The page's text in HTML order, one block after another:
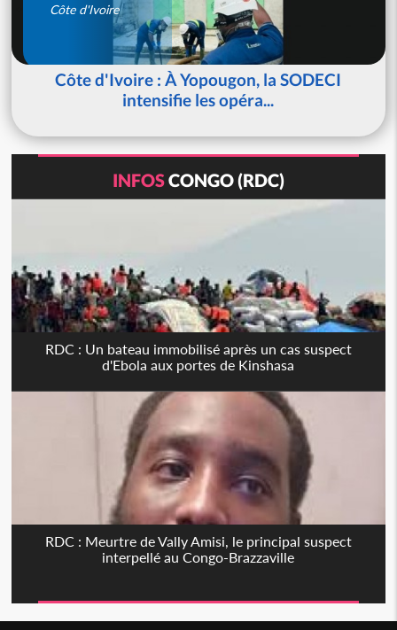
Côte d'Ivoire
Côte d'Ivoire : À Yopougon, la SODECI
intensifie les opéra...
INFOSCONGO (RDC)
RDC : Un bateau immobilisé après un cas suspect
d'Ebola aux portes de Kinshasa
RDC : Meurtre de Vally Amisi, le principal suspect
interpellé au Congo-Brazzaville